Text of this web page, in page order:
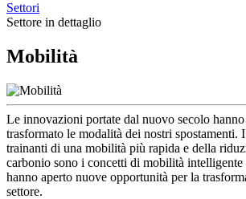
Settori
Settore in dettaglio
Mobilità
Le innovazioni portate dal nuovo secolo
trasformato le modalità dei nostri spostamenti.
trainanti di una mobilità più rapida e della
carbonio sono i concetti di mobilità intelligente
hanno aperto nuove opportunità per la
settore.